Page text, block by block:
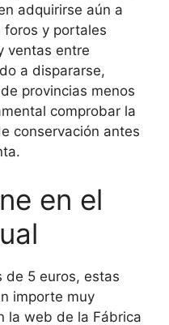
adquirirse aún a
foros y portales
ventas entre
a dispararse,
provincias menos
comprobar la
conservación antes
en el
de 5 euros, estas
importe muy
la web de la Fábrica